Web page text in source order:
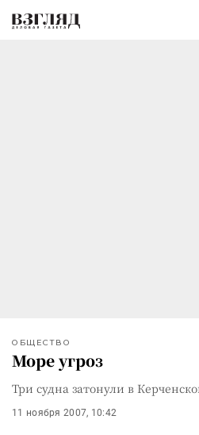
ОБЩЕСТВО
Море угроз
Три судна затонули в
11 ноября 2007, 10:42